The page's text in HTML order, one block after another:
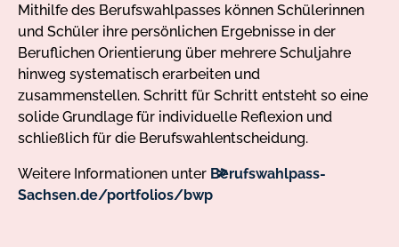
Mithilfe des Berufswahlpasses können Schülerinnen
und Schüler ihre persönlichen Ergebnisse in der
Beruflichen Orientierung über mehrere Schuljahre
hinweg systematisch erarbeiten und
zusammenstellen. Schritt für Schritt entsteht so eine
solide Grundlage für individuelle Reflexion und
schließlich für die Berufswahlentscheidung.
Weitere Informationen unter Berufswahlpass-
Sachsen.de/portfolios/bwpexterner